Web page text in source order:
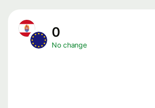
0
No change